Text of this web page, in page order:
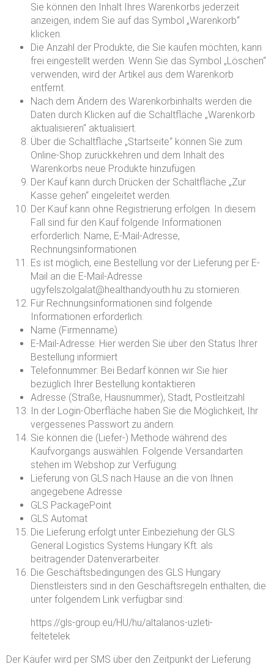
Sie können den Inhalt Ihres Warenkorbs jederzeit
anzeigen, indem Sie auf das Symbol „Warenkorb“
klicken.
Die Anzahl der Produkte, die Sie kaufen möchten, kann
frei eingestellt werden. Wenn Sie das Symbol „Löschen“
verwenden, wird der Artikel aus dem Warenkorb
entfernt.
Nach dem Ändern des Warenkorbinhalts werden die
Daten durch Klicken auf die Schaltfläche „Warenkorb
aktualisieren“ aktualisiert.
Über die Schaltfläche „Startseite“ können Sie zum
Online-Shop zurückkehren und dem Inhalt des
Warenkorbs neue Produkte hinzufügen.
Der Kauf kann durch Drücken der Schaltfläche „Zur
Kasse gehen“ eingeleitet werden.
Der Kauf kann ohne Registrierung erfolgen. In diesem
Fall sind für den Kauf folgende Informationen
erforderlich: Name, E-Mail-Adresse,
Rechnungsinformationen.
Es ist möglich, eine Bestellung vor der Lieferung per E-
Mail an die E-Mail-Adresse
ugyfelszolgalat@healthandyouth.hu zu stornieren.
Für Rechnungsinformationen sind folgende
Informationen erforderlich:
Name (Firmenname)
E-Mail-Adresse: Hier werden Sie über den Status Ihrer
Bestellung informiert
Telefonnummer: Bei Bedarf können wir Sie hier
bezüglich Ihrer Bestellung kontaktieren
Adresse (Straße, Hausnummer), Stadt, Postleitzahl
In der Login-Oberfläche haben Sie die Möglichkeit, Ihr
vergessenes Passwort zu ändern.
Sie können die (Liefer-) Methode während des
Kaufvorgangs auswählen. Folgende Versandarten
stehen im Webshop zur Verfügung:
Lieferung von GLS nach Hause an die von Ihnen
angegebene Adresse
GLS PackagePoint
GLS Automat
Die Lieferung erfolgt unter Einbeziehung der GLS
General Logistics Systems Hungary Kft. als
beitragender Datenverarbeiter.
Die Geschäftsbedingungen des GLS Hungary
Dienstleisters sind in den Geschäftsregeln enthalten, die
unter folgendem Link verfügbar sind:
https://gls-group.eu/HU/hu/altalanos-uzleti-
feltetelek
Der Käufer wird per SMS über den Zeitpunkt der Lieferung